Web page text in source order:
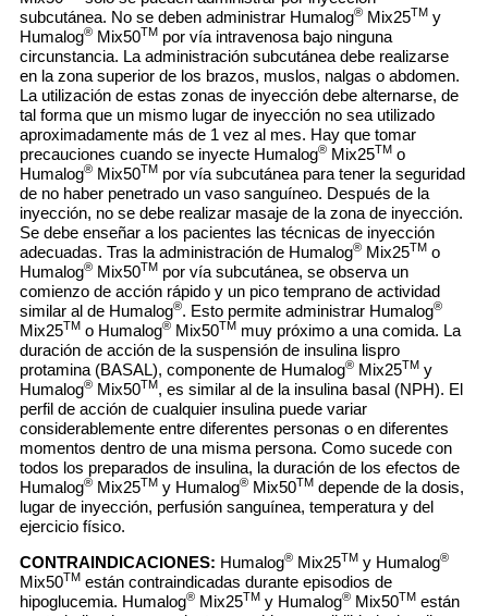
subcutánea. No se deben administrar Humalog® Mix25TM y
Humalog® Mix50TM por vía intravenosa bajo ninguna
circunstancia. La administración subcutánea debe realizarse
en la zona superior de los brazos, muslos, nalgas o abdomen.
La utilización de estas zonas de inyección debe alternarse, de
tal forma que un mismo lugar de inyección no sea utilizado
aproximadamente más de 1 vez al mes. Hay que tomar
precauciones cuando se inyecte Humalog® Mix25TM o
Humalog® Mix50TM por vía subcutánea para tener la seguridad
de no haber penetrado un vaso sanguíneo. Después de la
inyección, no se debe realizar masaje de la zona de inyección.
Se debe enseñar a los pacientes las técnicas de inyección
adecuadas. Tras la administración de Humalog® Mix25TM o
Humalog® Mix50TM por vía subcutánea, se observa un
comienzo de acción rápido y un pico temprano de actividad
similar al de Humalog®. Esto permite administrar Humalog®
Mix25TM o Humalog® Mix50TM muy próximo a una comida. La
duración de acción de la suspensión de insulina lispro
protamina (BASAL), componente de Humalog® Mix25TM y
Humalog® Mix50TM, es similar al de la insulina basal (NPH). El
perfil de acción de cualquier insulina puede variar
considerablemente entre diferentes personas o en diferentes
momentos dentro de una misma persona. Como sucede con
todos los preparados de insulina, la duración de los efectos de
Humalog® Mix25TM y Humalog® Mix50TM depende de la dosis,
lugar de inyección, perfusión sanguínea, temperatura y del
ejercicio físico.
CONTRAINDICACIONES: Humalog® Mix25TM y Humalog®
Mix50TM están contraindicadas durante episodios de
hipoglucemia. Humalog® Mix25TM y Humalog® Mix50TM están